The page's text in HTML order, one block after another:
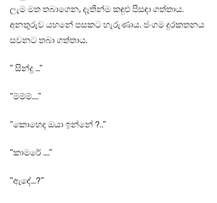
ලැම මත තබාගෙන, දෑතින්ම කඳුළු පිසඳා ගත්තාය.
අනතුරුව යහනේ පසකට හැරුණාය. ජංගම දුරකතනය
සවනට තබා ගත්තාය.
” සින්දූ …”
“ම්ම්ම්….”
“කොහෙද ඔයා ඉන්නේ ?..”
“කාමරේ ….”
“ඇඳේ…?”